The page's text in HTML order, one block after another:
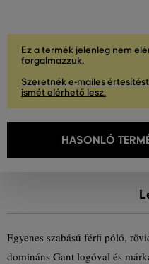
Ez a termék jelenleg nem
forgalmazzuk.
Szeretnék e-mailes
ismét elérhető lesz.
HASONLÓ
Egyenes szabású férfi póló,
domináns Gant logóval és